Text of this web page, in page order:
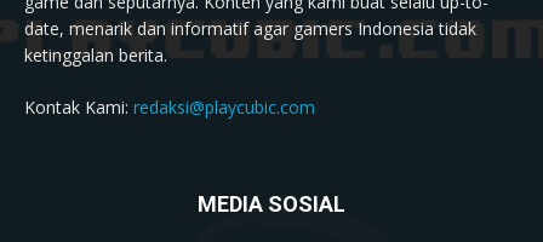
date, menarik dan informatif agar gamers Indonesia tidak
ketinggalan berita.
Kontak Kami: redaksi@playcubic.com
MEDIA SOSIAL